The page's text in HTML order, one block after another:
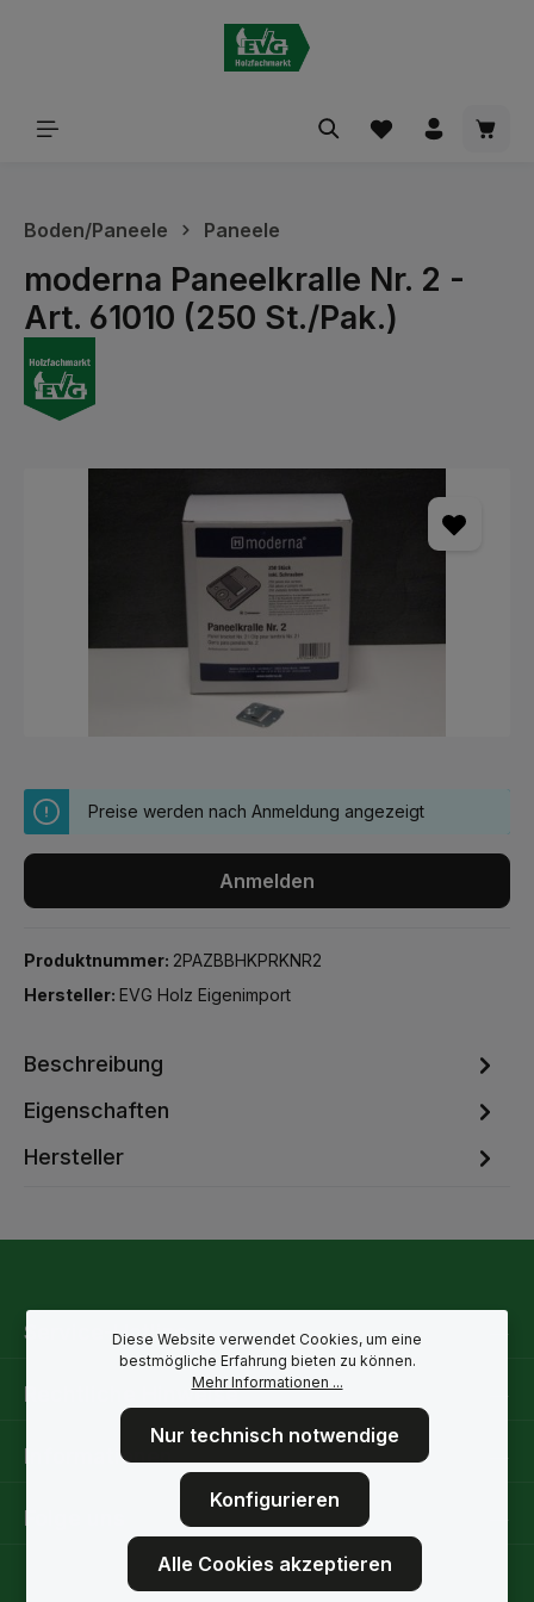
Boden/Paneele Paneele
moderna Paneelkralle Nr. 2 -
Art. 61010 (250 St./Pak.)
Preise werden nach Anmeldung angezeigt
Anmelden
Produktnummer: 2PAZBBHKPRKNR2
Hersteller: EVG Holz Eigenimport
Beschreibung
Eigenschaften
Hersteller
Service-Hotline
Rechtliche Hinweise
Informationen
Folge uns
Diese Website verwendet Cookies, um eine
bestmögliche Erfahrung bieten zu können.
Mehr Informationen ...
Nur technisch notwendige
Konfigurieren
Alle Cookies akzeptieren